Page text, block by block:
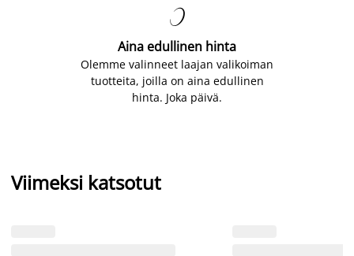

Aina edullinen hinta
Olemme valinneet laajan valikoiman
tuotteita, joilla on aina edullinen
hinta. Joka päivä.
Viimeksi katsotut